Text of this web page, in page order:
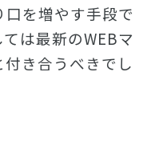
を増やす手段で
は最新のWEBマ
き合うべきでし